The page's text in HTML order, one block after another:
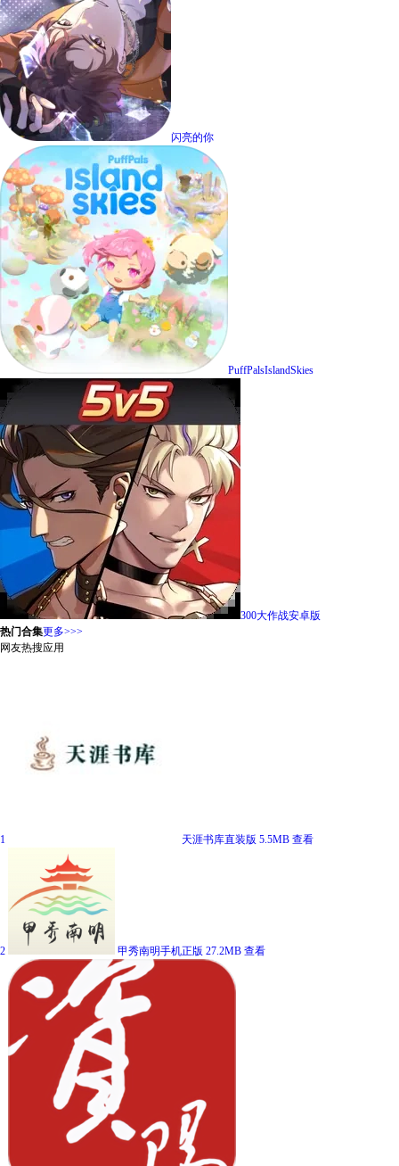
闪亮的你
PuffPalsIslandSkies
300大作战安卓版
热门合集更多>>>
网友热搜应用
1 天涯书库直装版 5.5MB 查看
2 甲秀南明手机正版 27.2MB 查看